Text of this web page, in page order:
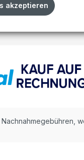
akzeptieren